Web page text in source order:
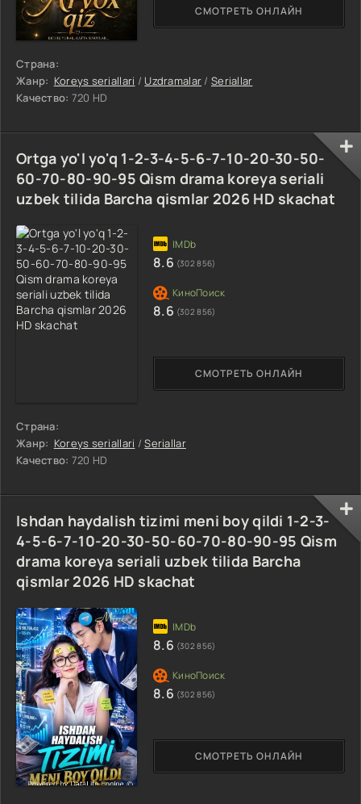
Страна:
Жанр: Koreys seriallari / Uzdramalar / Seriallar
Качество: 720 HD
СМОТРЕТЬ ОНЛАЙН
Ortga yo'l yo'q 1-2-3-4-5-6-7-10-20-30-50-
60-70-80-90-95 Qism drama koreya seriali
uzbek tilida Barcha qismlar 2026 HD skachat
Страна:
Жанр: Koreys seriallari /Seriallar
Качество: 720 HD
СМОТРЕТЬ ОНЛАЙН
8.6 (302 856)
8.6 (302 856)
Ishdan haydalish tizimi meni boy qildi 1-2-3-
4-5-6-7-10-20-30-50-60-70-80-90-95 Qism
drama koreya seriali uzbek tilida Barcha
qismlar 2026 HD skachat
СМОТРЕТЬ ОНЛАЙН
8.6 (302 856)
8.6 (302 856)